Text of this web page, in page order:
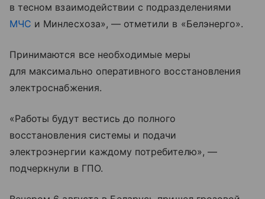
в тесном взаимодействии с подразделениями
МЧС и Минлесхоза», — отметили в «Белэнерго».
Принимаются все необходимые меры
для максимально оперативного восстановления
электроснабжения.
«Работы будут вестись до полного
восстановления системы и подачи
электроэнергии каждому потребителю», —
подчеркнули в ГПО.